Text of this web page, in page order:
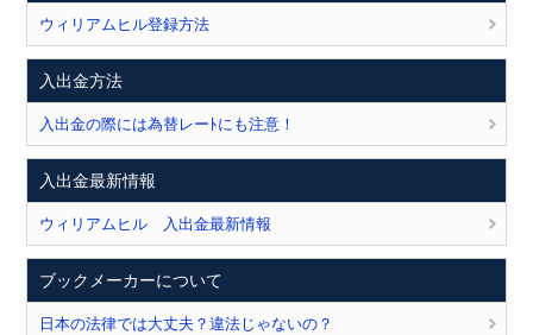
ウィリアムヒル登録方法
入出金方法
入出金の際には為替レーﾄにも注意！
入出金最新情報
ウィリアムヒル 入出金最新情報
ブックメーカーについて
日本の法律では大丈夫？違法じゃないの？